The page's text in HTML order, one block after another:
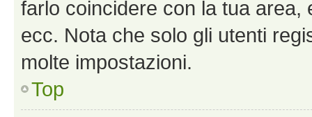
farlo coincidere con la tua area,
ecc. Nota che solo gli utenti
molte impostazioni.
Top